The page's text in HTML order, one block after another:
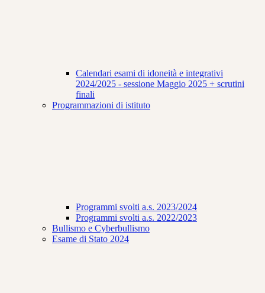
Calendari esami di idoneità e integrativi
2024/2025 - sessione Maggio 2025 + scrutini
finali
Programmazioni di istituto
Programmi svolti a.s. 2023/2024
Programmi svolti a.s. 2022/2023
Bullismo e Cyberbullismo
Esame di Stato 2024